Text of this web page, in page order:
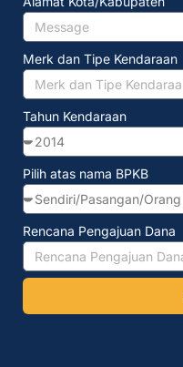
Merk dan Tipe Kendaraan
Tahun Kendaraan
Pilih atas nama BPKB
Rencana Pengajuan Dana